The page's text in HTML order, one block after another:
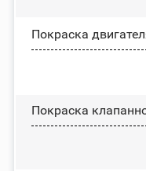
Покраска
Покраска